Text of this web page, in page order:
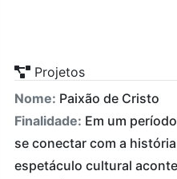
Projetos
Nome: Paixão de Cristo
Finalidade: Em um
se conectar com a
espetáculo cultural